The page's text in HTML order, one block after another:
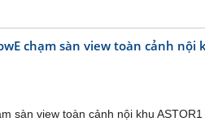
Hà Nội và hồ Hoàn Kiếm chưa
Sài Đồng. Khu đô thị cách
thông đường bộ hiện đại, đáp
đặt tên theo các loài hoa: Khu
Phượng.
để ở cho nhiều thế hệ trong
chạm sàn view toàn cảnh nội
sàn view toàn cảnh nội khu